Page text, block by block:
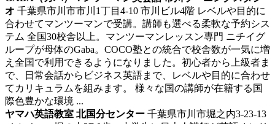
オ 千葉県市川市市川1丁目4-10 市川ビル4階 レベルや目的に
合わせてマンツーマンで受講。講師も選べる柔軟な予約シス
テム 全国30校舎以上。マンツーマンレッスン専門 ニチイグ
ループが母体のGaba。COCO塾との統合で校舎数が一気に増
え全国で利用できるようになりました。初心者から上級者ま
で、日常会話からビジネス英語まで、レベルや目的に合わせ
てカリキュラムを組みます。 様々な国の講師が在籍する国
際色豊かな環境 ...
ヤマハ英語教室 北国分センター 千葉県市川市堀之内3-23-13